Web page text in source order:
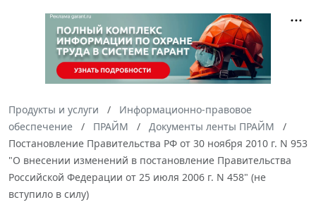
Продукты и услуги
Информационно-правовое
обеспечение
ПРАЙМ
Документы ленты ПРАЙМ
Постановление Правительства РФ от 30 ноября 2010 г. N 953
"О внесении изменений в постановление Правительства
Российской Федерации от 25 июля 2006 г. N 458" (не
вступило в силу)